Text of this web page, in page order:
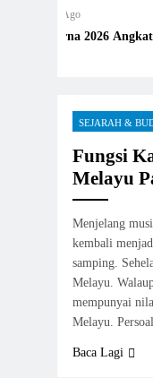
2026 Angkat
SEJARAH &
Fungsi
Melayu
Menjelang
kembali
samping.
Melayu.
mempunyai
Melayu.
Baca Lagi